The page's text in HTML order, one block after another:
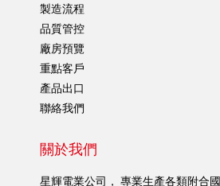
製造流程
品質管控
廠房預覽
重點客戶
產品出口
聯絡我們
關於我們
星輝電業公司， 專業生產各類附合